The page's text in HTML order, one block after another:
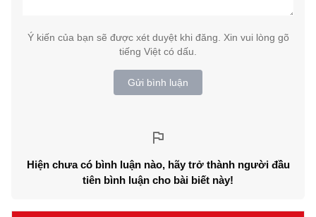
Ý kiến của bạn sẽ được xét duyệt khi đăng. Xin vui lòng gõ
tiếng Việt có dấu.
Gửi bình luận
Hiện chưa có bình luận nào, hãy trở thành người đầu
tiên bình luận cho bài biết này!